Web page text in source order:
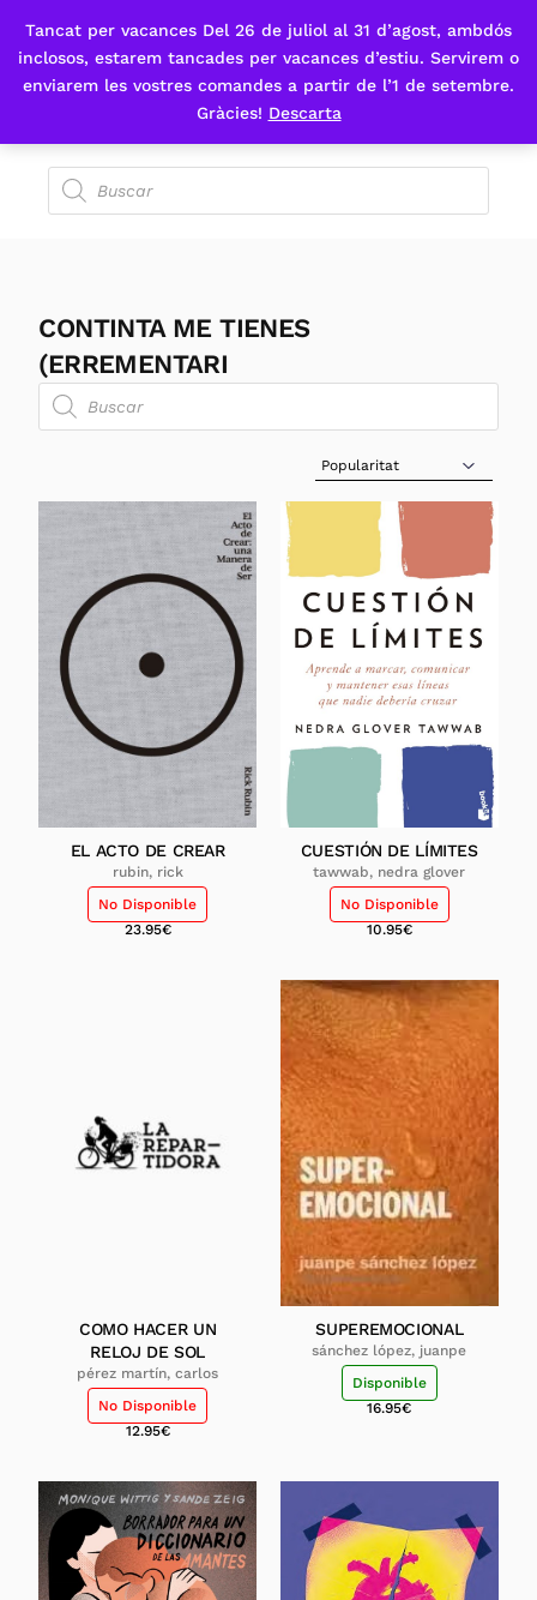
Tancat per vacances Del 26 de juliol al 31 d’agost, ambdós
inclosos, estarem tancades per vacances d’estiu. Servirem o
enviarem les vostres comandes a partir de l’1 de setembre.
Gràcies! Descarta
Fes-te'n sòcia
CONTINTA ME TIENES
(ERREMENTARI
Sort Products
EL ACTO DE CREAR
rubin, rick
No Disponible
23.95€
CUESTIÓN DE LÍMITES
tawwab, nedra glover
No Disponible
10.95€
COMO HACER UN
RELOJ DE SOL
pérez martín, carlos
No Disponible
12.95€
SUPEREMOCIONAL
sánchez lópez, juanpe
Disponible
16.95€